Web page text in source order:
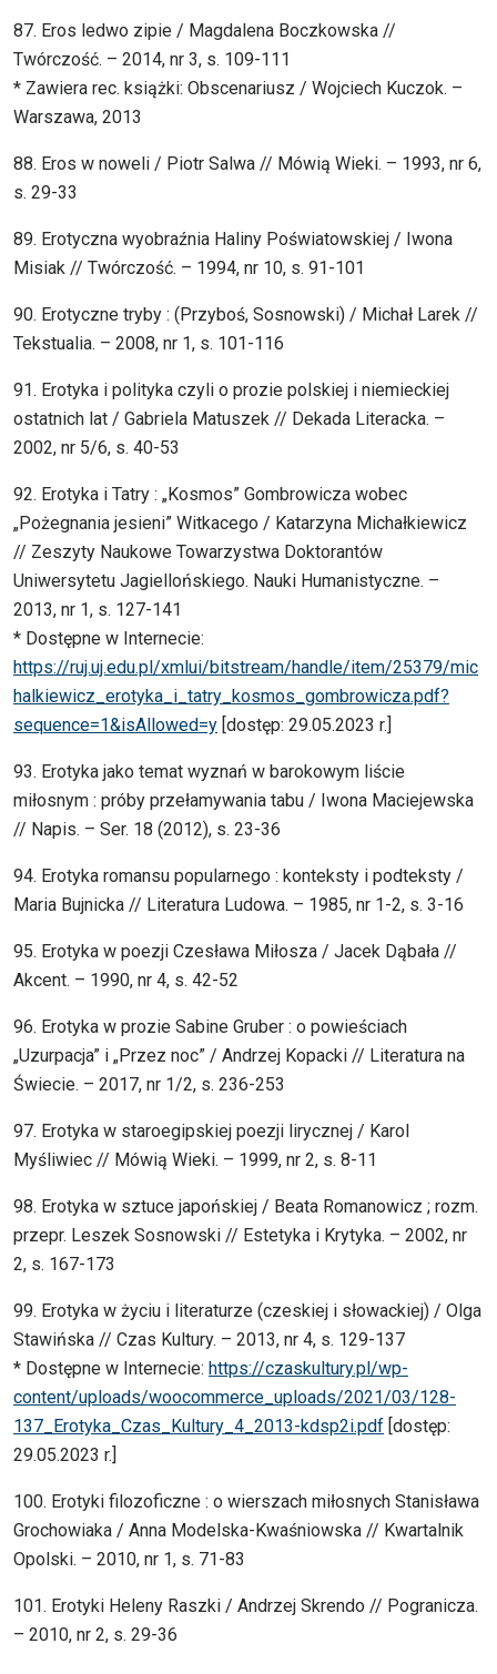
87. Eros ledwo zipie / Magdalena Boczkowska //
Twórczość. – 2014, nr 3, s. 109-111
* Zawiera rec. książki: Obscenariusz / Wojciech Kuczok. –
Warszawa, 2013
88. Eros w noweli / Piotr Salwa // Mówią Wieki. – 1993, nr 6,
s. 29-33
89. Erotyczna wyobraźnia Haliny Poświatowskiej / Iwona
Misiak // Twórczość. – 1994, nr 10, s. 91-101
90. Erotyczne tryby : (Przyboś, Sosnowski) / Michał Larek //
Tekstualia. – 2008, nr 1, s. 101-116
91. Erotyka i polityka czyli o prozie polskiej i niemieckiej
ostatnich lat / Gabriela Matuszek // Dekada Literacka. –
2002, nr 5/6, s. 40-53
92. Erotyka i Tatry : „Kosmos” Gombrowicza wobec
„Pożegnania jesieni” Witkacego / Katarzyna Michałkiewicz
// Zeszyty Naukowe Towarzystwa Doktorantów
Uniwersytetu Jagiellońskiego. Nauki Humanistyczne. –
2013, nr 1, s. 127-141
* Dostępne w Internecie:
https://ruj.uj.edu.pl/xmlui/bitstream/handle/item/25379/mic
halkiewicz_erotyka_i_tatry_kosmos_gombrowicza.pdf?
sequence=1&isAllowed=y [dostęp: 29.05.2023 r.]
93. Erotyka jako temat wyznań w barokowym liście
miłosnym : próby przełamywania tabu / Iwona Maciejewska
// Napis. – Ser. 18 (2012), s. 23-36
94. Erotyka romansu popularnego : konteksty i podteksty /
Maria Bujnicka // Literatura Ludowa. – 1985, nr 1-2, s. 3-16
95. Erotyka w poezji Czesława Miłosza / Jacek Dąbała //
Akcent. – 1990, nr 4, s. 42-52
96. Erotyka w prozie Sabine Gruber : o powieściach
„Uzurpacja” i „Przez noc” / Andrzej Kopacki // Literatura na
Świecie. – 2017, nr 1/2, s. 236-253
97. Erotyka w staroegipskiej poezji lirycznej / Karol
Myśliwiec // Mówią Wieki. – 1999, nr 2, s. 8-11
98. Erotyka w sztuce japońskiej / Beata Romanowicz ; rozm.
przepr. Leszek Sosnowski // Estetyka i Krytyka. – 2002, nr
2, s. 167-173
99. Erotyka w życiu i literaturze (czeskiej i słowackiej) / Olga
Stawińska // Czas Kultury. – 2013, nr 4, s. 129-137
* Dostępne w Internecie: https://czaskultury.pl/wp-
content/uploads/woocommerce_uploads/2021/03/128-
137_Erotyka_Czas_Kultury_4_2013-kdsp2i.pdf [dostęp:
29.05.2023 r.]
100. Erotyki filozoficzne : o wierszach miłosnych Stanisława
Grochowiaka / Anna Modelska-Kwaśniowska // Kwartalnik
Opolski. – 2010, nr 1, s. 71-83
101. Erotyki Heleny Raszki / Andrzej Skrendo // Pogranicza.
– 2010, nr 2, s. 29-36